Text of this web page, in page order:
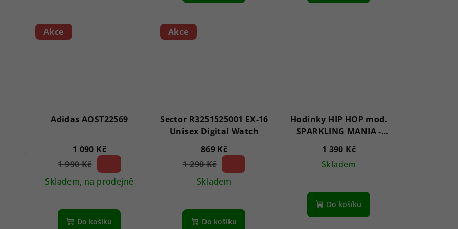
Akce
Adidas AOST22569
1 090 Kč
1 990 Kč
Skladem, na prodejně
Do košíku
Akce
Sector R3251525001 EX-16
Unisex Digital Watch
869 Kč
1 290 Kč
Skladem
Do košíku
Hodinky HIP HOP mod.
SPARKLING MANIA -
BORDEAUX GLITTER
HWU1022
1 390 Kč
Skladem
Do košíku